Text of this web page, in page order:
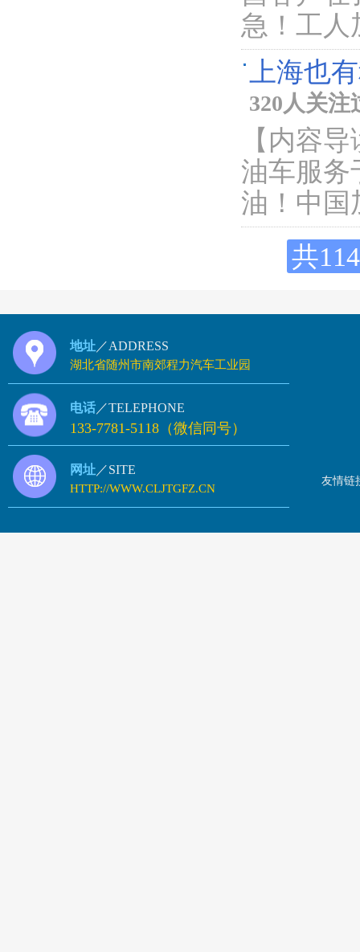
急！工人
上海也
320人关注
【内容
油车服务
油！中国
共
地址 ／ADDRESS
湖北省随州市南郊程力汽车工业园
电话 ／TELEPHONE
133-7781-5118（微信同号）
网址 ／SITE
HTTP://WWW.CLJTGFZ.CN
友情链